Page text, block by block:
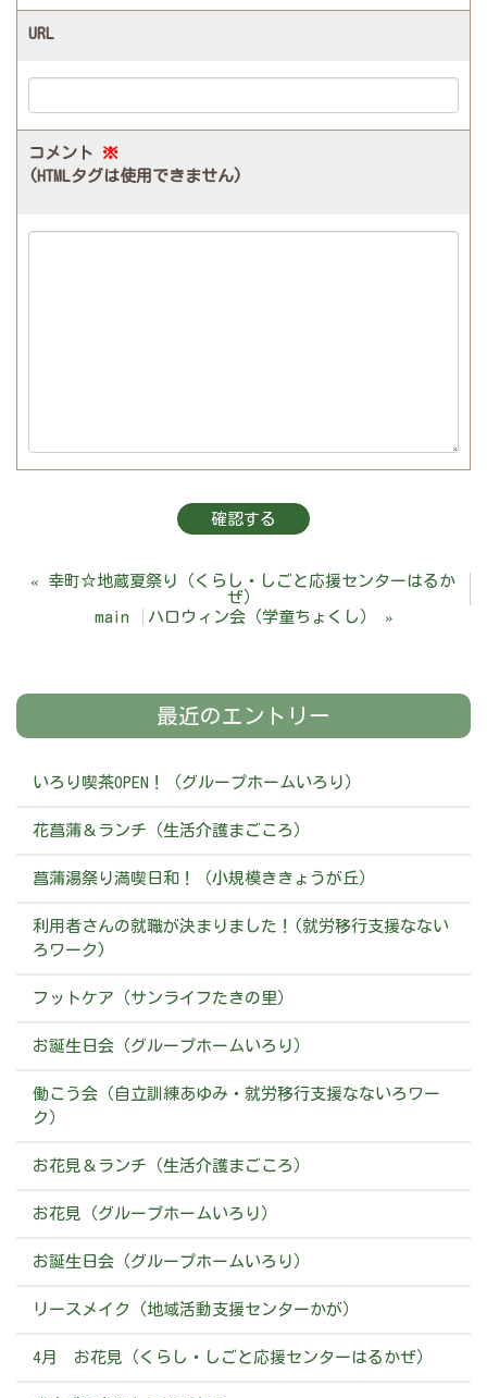
URL
コメント ※
(HTMLタグは使用できません)
« 幸町☆地蔵夏祭り（くらし・しごと応援センターはるか
ぜ）
main
ハロウィン会（学童ちょくし） »
最近のエントリー
いろり喫茶OPEN！（グループホームいろり）
花菖蒲＆ランチ（生活介護まごころ）
菖蒲湯祭り満喫日和！（小規模ききょうが丘）
利用者さんの就職が決まりました！(就労移行支援なない
ろワーク)
フットケア（サンライフたきの里）
お誕生日会（グループホームいろり）
働こう会（自立訓練あゆみ・就労移行支援なないろワー
ク）
お花見＆ランチ（生活介護まごころ）
お花見（グループホームいろり）
お誕生日会（グループホームいろり）
リースメイク（地域活動支援センターかが）
4月 お花見（くらし・しごと応援センターはるかぜ）